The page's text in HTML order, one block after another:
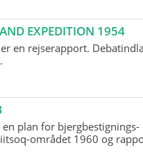
EXPEDITION 1954
en rejserapport.
plan for bjergbestignings-
området 1960 og